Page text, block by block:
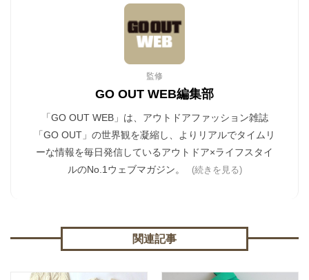
監修
GO OUT WEB編集部
「GO OUT WEB」は、アウトドアファッション雑誌
「GO OUT」の世界観を凝縮し、よりリアルでタイムリ
ーな情報を毎日発信しているアウトドア×ライフスタイ
ルのNo.1ウェブマガジン。
(続きを見る)
関連記事